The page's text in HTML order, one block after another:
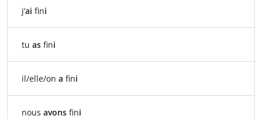
j’ai fini
tu as fini
il/elle/on a fini
nous avons fini